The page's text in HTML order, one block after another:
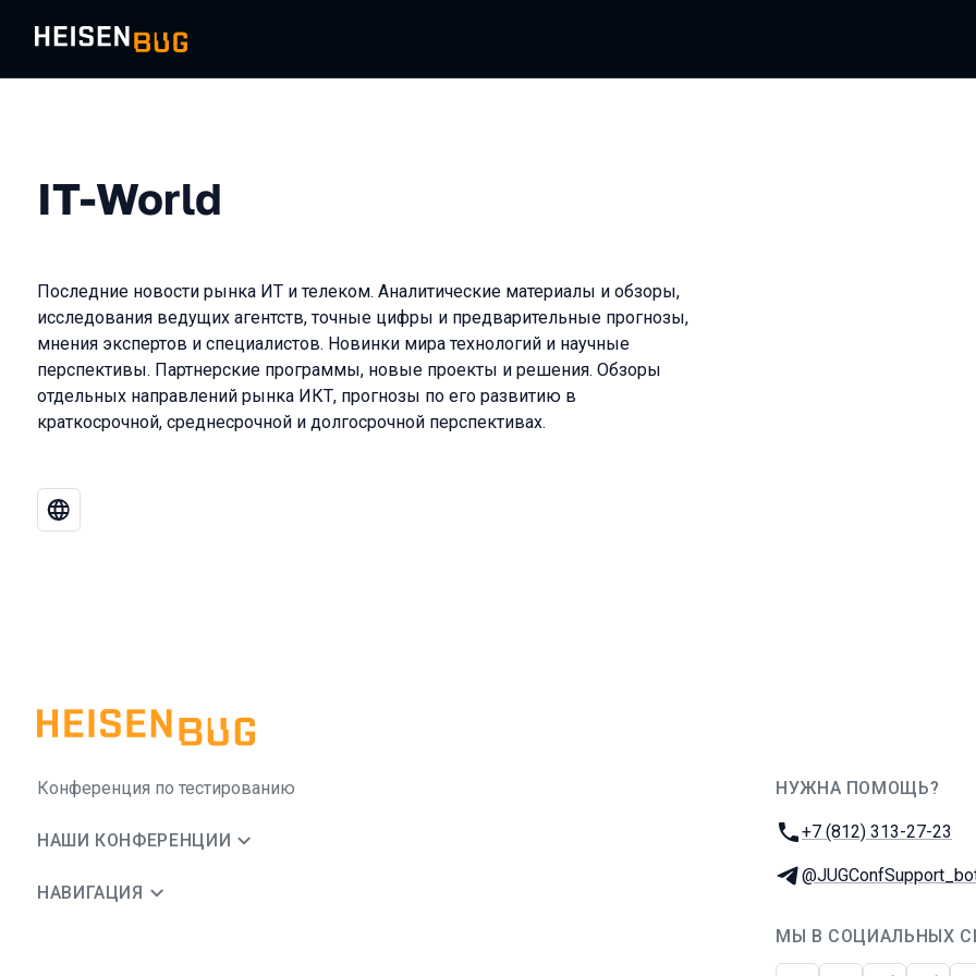
IT-World
Последние новости рынка ИТ и телеком. Аналитические материалы и обзоры,
исследования ведущих агентств, точные цифры и предварительные прогнозы,
мнения экспертов и специалистов. Новинки мира технологий и научные
перспективы. Партнерские программы, новые проекты и решения. Обзоры
отдельных направлений рынка ИКТ, прогнозы по его развитию в
краткосрочной, среднесрочной и долгосрочной перспективах.
Конференция по тестированию
НАШИ КОНФЕРЕНЦИИ
НАВИГАЦИЯ
НУЖНА ПОМОЩЬ?
Телефон:
+7 (812) 313-27-23
Телеграм:
МЫ В СОЦИАЛЬНЫХ